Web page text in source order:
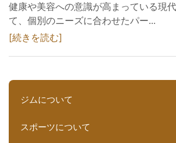
健康や美容への意識が高まっている現
て、個別のニーズに合わせたパー...
続きを読む
ジムについて
スポーツについて